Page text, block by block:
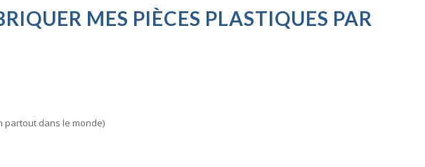
MES PIÈCES PLASTIQUES PAR
partout dans le monde)